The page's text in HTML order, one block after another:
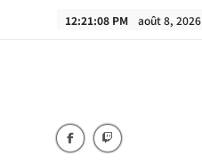
12:21:08 PM août 8, 2026